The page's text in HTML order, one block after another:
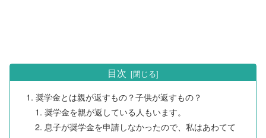
目次
奨学金とは親が返すもの？子供が返すもの？
奨学金を親が返している人もいます。
息子が奨学金を申請しなかったので、私はあわてて